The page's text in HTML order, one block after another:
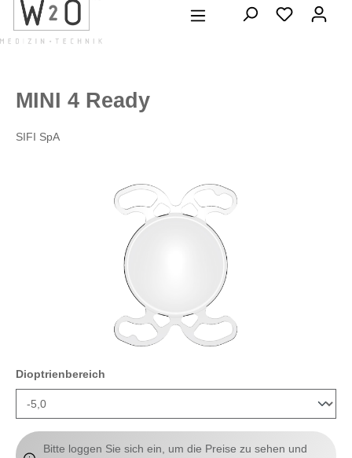
springen
MINI 4 Ready
SIFI SpA
Bildergalerie überspringen
Dioptrienbereich
Bitte loggen Sie sich ein, um die Preise zu sehen und